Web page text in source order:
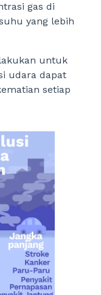
gas di
yang lebih
untuk
udara dapat
setiap